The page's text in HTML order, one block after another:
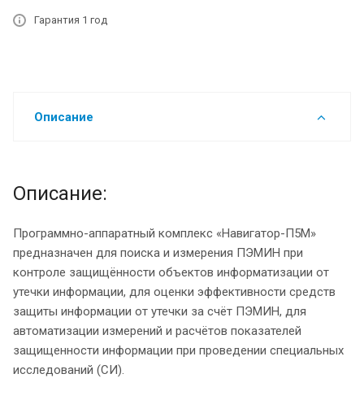
Гарантия 1 год
Описание
Описание:
Программно-аппаратный комплекс «Навигатор-П5М»
предназначен для поиска и измерения ПЭМИН при
контроле защищённости объектов информатизации от
утечки информации, для оценки эффективности средств
защиты информации от утечки за счёт ПЭМИН, для
автоматизации измерений и расчётов показателей
защищенности информации при проведении специальных
исследований (СИ).